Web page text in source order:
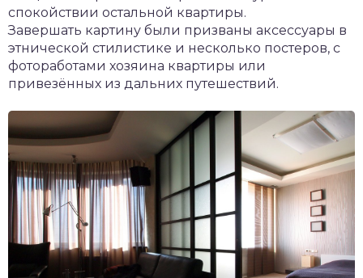
спокойствии остальной квартиры.
Завершать картину были призваны аксессуары в
этнической стилистике и несколько постеров, с
фотоработами хозяина квартиры или
привезённых из дальних путешествий.